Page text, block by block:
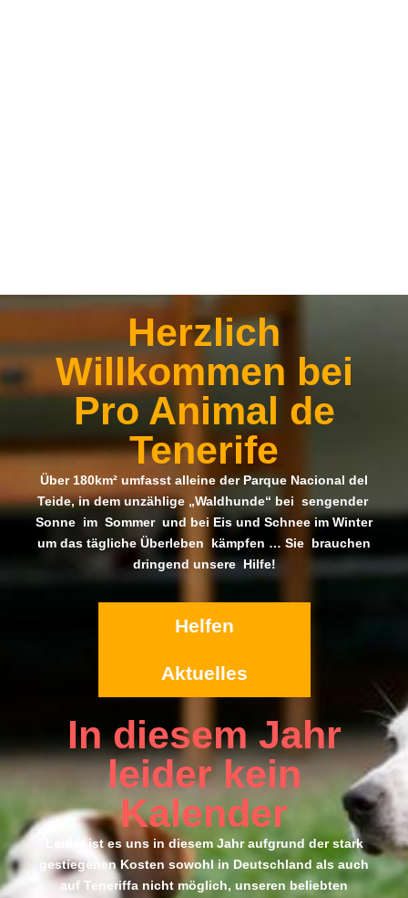
Herzlich
Willkommen bei
Pro Animal de
Tenerife
Über 180km² umfasst alleine der Parque Nacional del
Teide, in dem unzählige „Waldhunde“ bei sengender
Sonne im Sommer und bei Eis und Schnee im Winter
um das tägliche Überleben kämpfen … Sie brauchen
dringend unsere Hilfe!
Helfen
Aktuelles
In diesem Jahr
leider kein
Kalender
Leider ist es uns in diesem Jahr aufgrund der stark
gestiegenen Kosten sowohl in Deutschland als auch
auf Teneriffa nicht möglich, unseren beliebten